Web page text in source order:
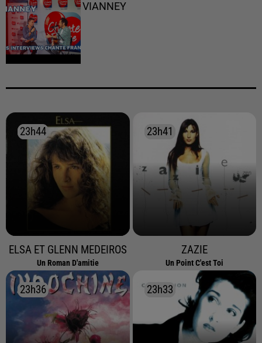
VIANNEY
23h44
23h44
ELSA ET GLENN MEDEIROS
Un Roman D'amitie
23h41
23h41
ZAZIE
Un Point C'est Toi
23h36
23h36 23h33
23h33